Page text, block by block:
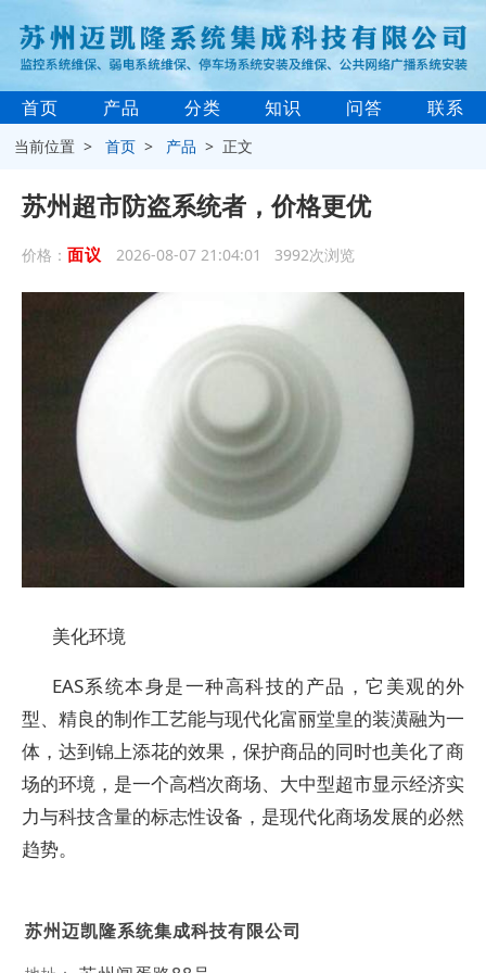
首页 产品 分类 知识 问答 联系
当前位置 >首页 > 产品 > 正文
苏州超市防盗系统者，价格更优
价格： 面议 2026-08-07 21:04:01 3992次浏览
美化环境
EAS系统本身是一种高科技的产品，它美观的外
型、精良的制作工艺能与现代化富丽堂皇的装潢融为一
体，达到锦上添花的效果，保护商品的同时也美化了商
场的环境，是一个高档次商场、大中型超市显示经济实
力与科技含量的标志性设备，是现代化商场发展的必然
趋势。
苏州迈凯隆系统集成科技有限公司